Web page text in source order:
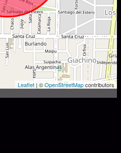
Leaflet | ©OpenStreetMapcontributors